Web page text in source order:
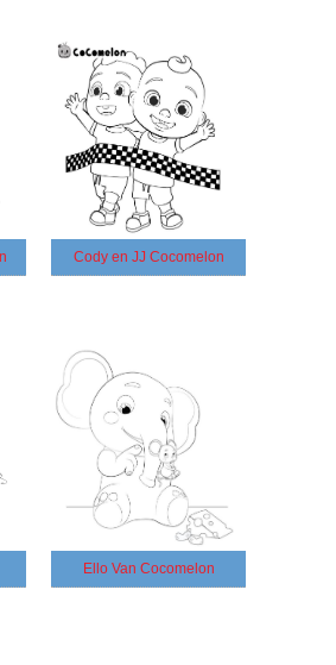
Cody en JJ Cocomelon
Ello Van Cocomelon